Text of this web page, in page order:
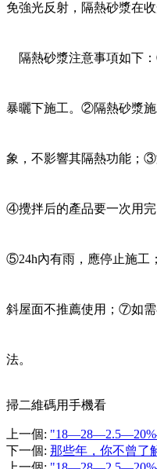
免強光反射，隔熱砂漿在
隔熱砂漿注意事項如下
暴曬下施工。②隔熱砂漿
象，不影響其隔熱功能；③
④攪拌后的產品要一次用完
⑤24h內有雨，應停止施工
斜屋面不推薦使用；⑦如
法。
掃二維碼用手機看
上一個:
下一個: 那些年，你不曾了